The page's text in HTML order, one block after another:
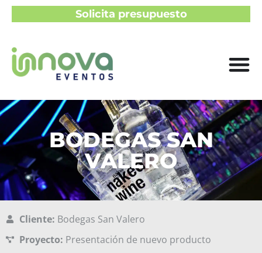
Solicita presupuesto
BODEGAS SAN
VALERO
Cliente: Bodegas San Valero
Proyecto: Presentación de nuevo producto